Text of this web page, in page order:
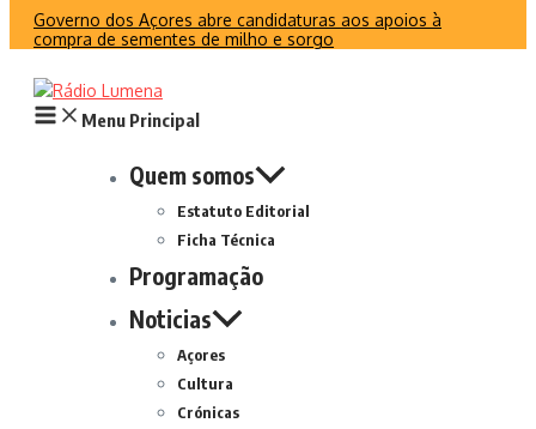
Governo dos Açores abre candidaturas aos apoios à
compra de sementes de milho e sorgo
Menu Principal
Quem somos
Estatuto Editorial
Ficha Técnica
Programação
Noticias
Açores
Cultura
Crónicas